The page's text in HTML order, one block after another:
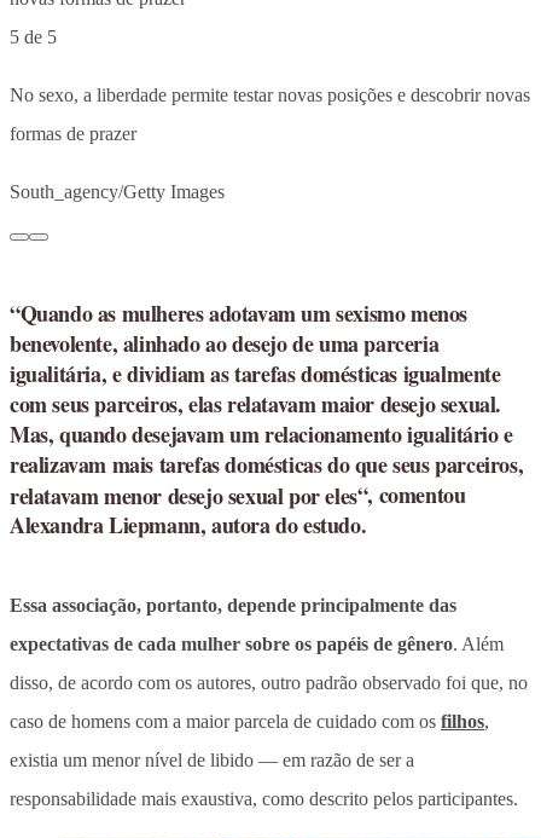
5 de 5
No sexo, a liberdade permite testar novas posições e descobrir novas
formas de prazer
South_agency/Getty Images
“Quando as mulheres adotavam um sexismo menos
benevolente, alinhado ao desejo de uma parceria
igualitária, e dividiam as tarefas domésticas igualmente
com seus parceiros, elas relatavam maior desejo sexual.
Mas, quando desejavam um relacionamento igualitário e
realizavam mais tarefas domésticas do que seus parceiros,
relatavam menor desejo sexual por eles“, comentou
Alexandra Liepmann, autora do estudo.
Essa associação, portanto, depende principalmente das
expectativas de cada mulher sobre os papéis de gênero. Além
disso, de acordo com os autores, outro padrão observado foi que, no
caso de homens com a maior parcela de cuidado com os filhos,
existia um menor nível de libido — em razão de ser a
responsabilidade mais exaustiva, como descrito pelos participantes.